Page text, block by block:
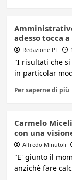
adesso tocca
Redazione PL
"I risultati che
in particolar
Per saperne di più
Carmelo
con una
Alfredo Minutoli
"E' giunto il
anzichè fare